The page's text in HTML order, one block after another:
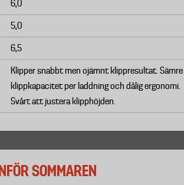
6,0
5,0
6,5
Klipper snabbt men ojämnt klippresultat. Sämre
klippkapacitet per laddning och dålig ergonomi.
Svårt att justera klipphöjden.
SOMMAREN